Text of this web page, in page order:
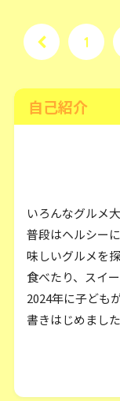
1
自己紹介
いろんなグルメ
普段はヘルシー
味しいグルメを
食べたり、スイ
2024年に子ども
書きはじめました